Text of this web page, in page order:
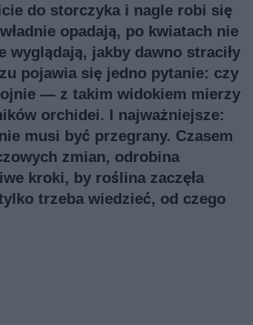
do storczyka i nagle robi się
opadają, po kwiatach nie
wyglądają, jakby dawno straciły
pojawia się jedno pytanie: czy
— z takim widokiem mierzy
orchidei. I najważniejsze:
musi być przegrany. Czasem
zmian, odrobina
kroki, by roślina zaczęła
trzeba wiedzieć, od czego